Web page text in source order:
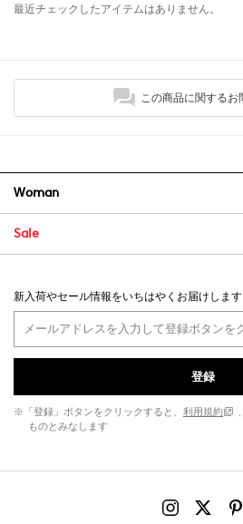
最近チェックしたアイテムはありません。
この商品に関するお
Woman
Sale
新入荷やセール情報をいちはやくお届けします
登録
※「登録」ボタンをクリックすると、 利用規約 、
ものとみなします